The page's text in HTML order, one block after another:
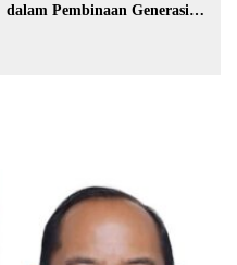
dalam Pembinaan Generasi